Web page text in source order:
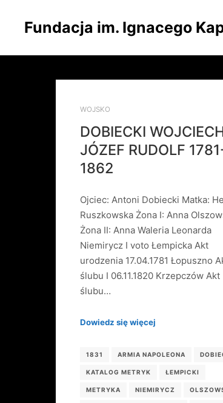
Fundacja im. Ignacego
WOJSKO
DOBIECKI
JÓZEF RUDOLF
1862
Ojciec: Antoni Dobiecki Matka:
Ruszkowska Żona I: Anna
Żona II: Anna Waleria Leonarda
Niemirycz I voto Łempicka Akt
urodzenia 17.04.1781 Łopuszno
ślubu I 06.11.1820 Krzepczów Akt
ślubu…
Dowiedz się więcej
1831 ARMIA NAPOLEONA
KATALOG METRYK ŁEMPICKI
METRYKA NIEMIRYCZ